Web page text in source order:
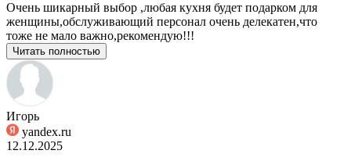
Очень шикарный выбор ,любая кухня будет подарком для
женщины,обслуживающий персонал очень делекатен,что
тоже не мало важно,рекомендую!!!
Читать полностью
Игорь
yandex.ru
12.12.2025